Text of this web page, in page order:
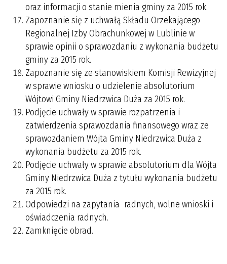
oraz informacji o stanie mienia gminy za 2015 rok.
Zapoznanie się z uchwałą Składu Orzekającego
Regionalnej Izby Obrachunkowej w Lublinie w
sprawie opinii o sprawozdaniu z wykonania budżetu
gminy za 2015 rok.
Zapoznanie się ze stanowiskiem Komisji Rewizyjnej
w sprawie wniosku o udzielenie absolutorium
Wójtowi Gminy Niedrzwica Duża za 2015 rok.
Podjęcie uchwały w sprawie rozpatrzenia i
zatwierdzenia sprawozdania finansowego wraz ze
sprawozdaniem Wójta Gminy Niedrzwica Duża z
wykonania budżetu za 2015 rok.
Podjęcie uchwały w sprawie absolutorium dla Wójta
Gminy Niedrzwica Duża z tytułu wykonania budżetu
za 2015 rok.
Odpowiedzi na zapytania radnych, wolne wnioski i
oświadczenia radnych.
Zamknięcie obrad.